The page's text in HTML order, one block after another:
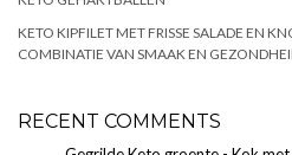
KETO KIPFILET MET FRISSE SALADE EN
COMBINATIE VAN SMAAK EN
RECENT COMMENTS